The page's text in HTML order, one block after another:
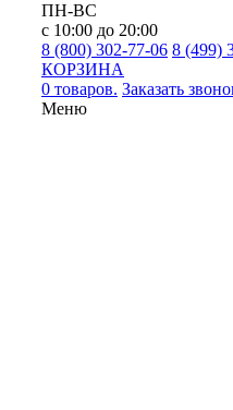
ПН-ВС
с 10:00 до 20:00
8 (800) 302-77-06 8 (499)
КОРЗИНА
0 товаров. Заказать
Меню